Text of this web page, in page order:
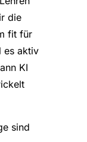
die
fit für
es aktiv
KI
sind